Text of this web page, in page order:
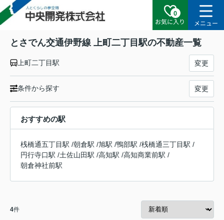
0
お気に入り
メニュー
とさでん交通伊野線 上町二丁目駅の不動産一覧
上町二丁目駅 変更
条件から探す 変更
おすすめの駅
桟橋通五丁目駅 /朝倉駅 /旭駅 /鴨部駅 /桟橋通三丁目駅 /
円行寺口駅 /土佐山田駅 /高知駅 /高知商業前駅 /
朝倉神社前駅
4件